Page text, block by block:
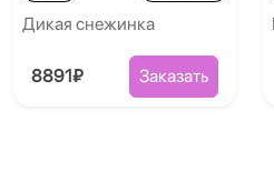
Дикая снежинка
8891₽ Заказать